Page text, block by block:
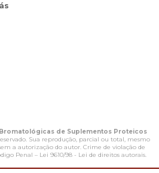
de Suplementos Proteicos
Sua reprodução, parcial ou total, mesmo
a autorização do autor. Crime de violação de
Penal – Lei 9610/98 - Lei de direitos autorais.